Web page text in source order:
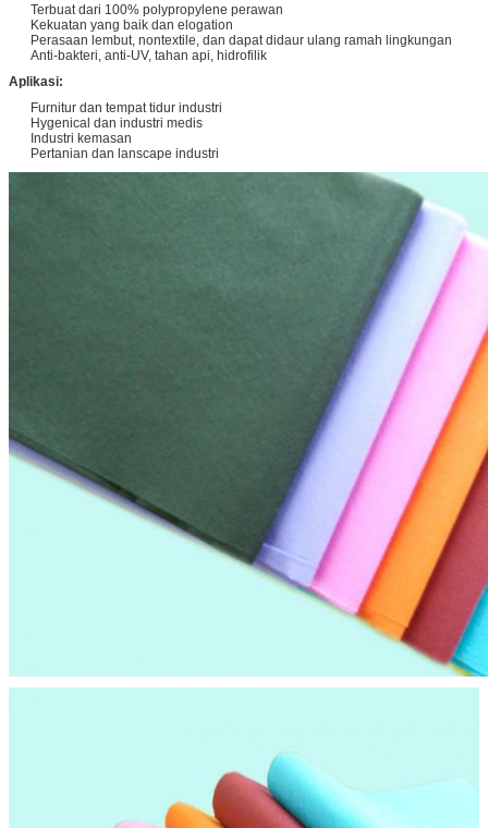
Terbuat dari 100% polypropylene perawan
Kekuatan yang baik dan elogation
Perasaan lembut, nontextile, dan dapat didaur ulang ramah lingkungan
Anti-bakteri, anti-UV, tahan api, hidrofilik
Aplikasi:
Furnitur dan tempat tidur industri
Hygenical dan industri medis
Industri kemasan
Pertanian dan lanscape industri